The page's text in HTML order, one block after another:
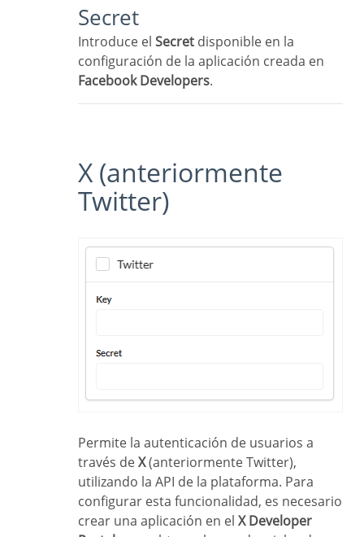
Secret
Introduce el Secret disponible en la
configuración de la aplicación creada en
Facebook Developers.
X (anteriormente
Twitter)
Permite la autenticación de usuarios a
través deX(anteriormente Twitter),
utilizando la API de la plataforma. Para
configurar esta funcionalidad, es necesario
crear una aplicación en el X Developer